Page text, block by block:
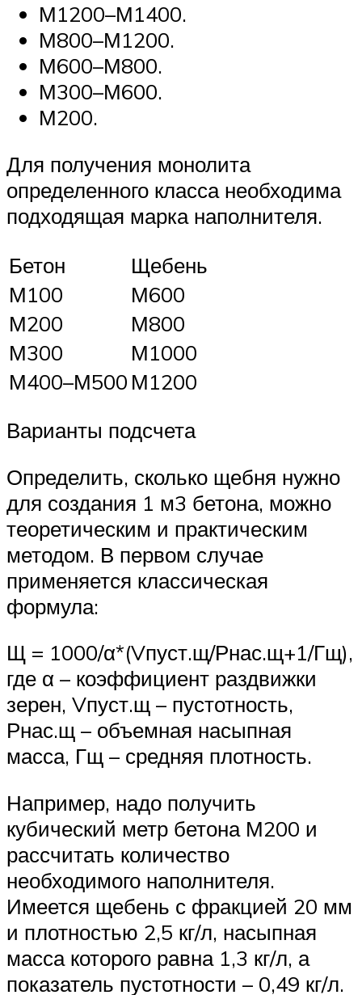
М1200–М1400.
М800–М1200.
М600–М800.
М300–М600.
М200.
Для получения монолита
определенного класса необходима
подходящая марка наполнителя.
Бетон
Щебень
М100
М600
М200
М800
М300
М1000
М400–М500 М1200
Варианты подсчета
Определить, сколько щебня нужно
для создания 1 м3 бетона, можно
теоретическим и практическим
методом. В первом случае
применяется классическая
формула:
Щ = 1000/α*(Vпуст.щ/Рнас.щ+1/Гщ),
где α – коэффициент раздвижки
зерен, Vпуст.щ – пустотность,
Рнас.щ – объемная насыпная
масса, Гщ – средняя плотность.
Например, надо получить
кубический метр бетона М200 и
рассчитать количество
необходимого наполнителя.
Имеется щебень с фракцией 20 мм
и плотностью 2,5 кг/л, насыпная
масса которого равна 1,3 кг/л, а
показатель пустотности – 0,49 кг/л.